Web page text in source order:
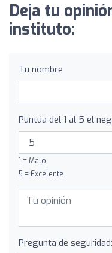
Deja tu
instituto:
Tu nombre
Puntúa del 1 al 5 el
1 = Malo
5 = Excelente
Pregunta de